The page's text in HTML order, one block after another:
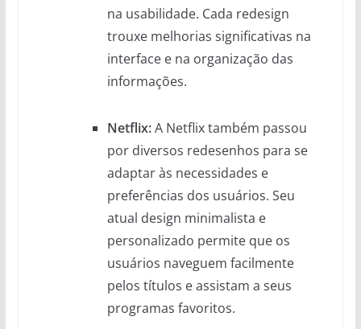
na usabilidade. Cada redesign
trouxe melhorias significativas na
interface e na organização das
informações.
Netflix:A Netflix também passou
por diversos redesenhos para se
adaptar às necessidades e
preferências dos usuários. Seu
atual design minimalista e
personalizado permite que os
usuários naveguem facilmente
pelos títulos e assistam a seus
programas favoritos.